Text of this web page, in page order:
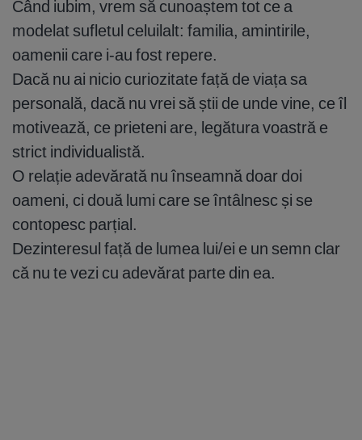
Când iubim, vrem să cunoaștem tot ce a
modelat sufletul celuilalt: familia, amintirile,
oamenii care i-au fost repere.
Dacă nu ai nicio curiozitate față de viața sa
personală, dacă nu vrei să știi de unde vine, ce îl
motivează, ce prieteni are, legătura voastră e
strict individualistă.
O relație adevărată nu înseamnă doar doi
oameni, ci două lumi care se întâlnesc și se
contopesc parțial.
Dezinteresul față de lumea lui/ei e un semn clar
că nu te vezi cu adevărat parte din ea.